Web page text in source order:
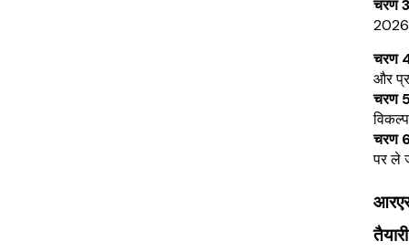
चरण
चरण
और
चरण
चरण
पर ले